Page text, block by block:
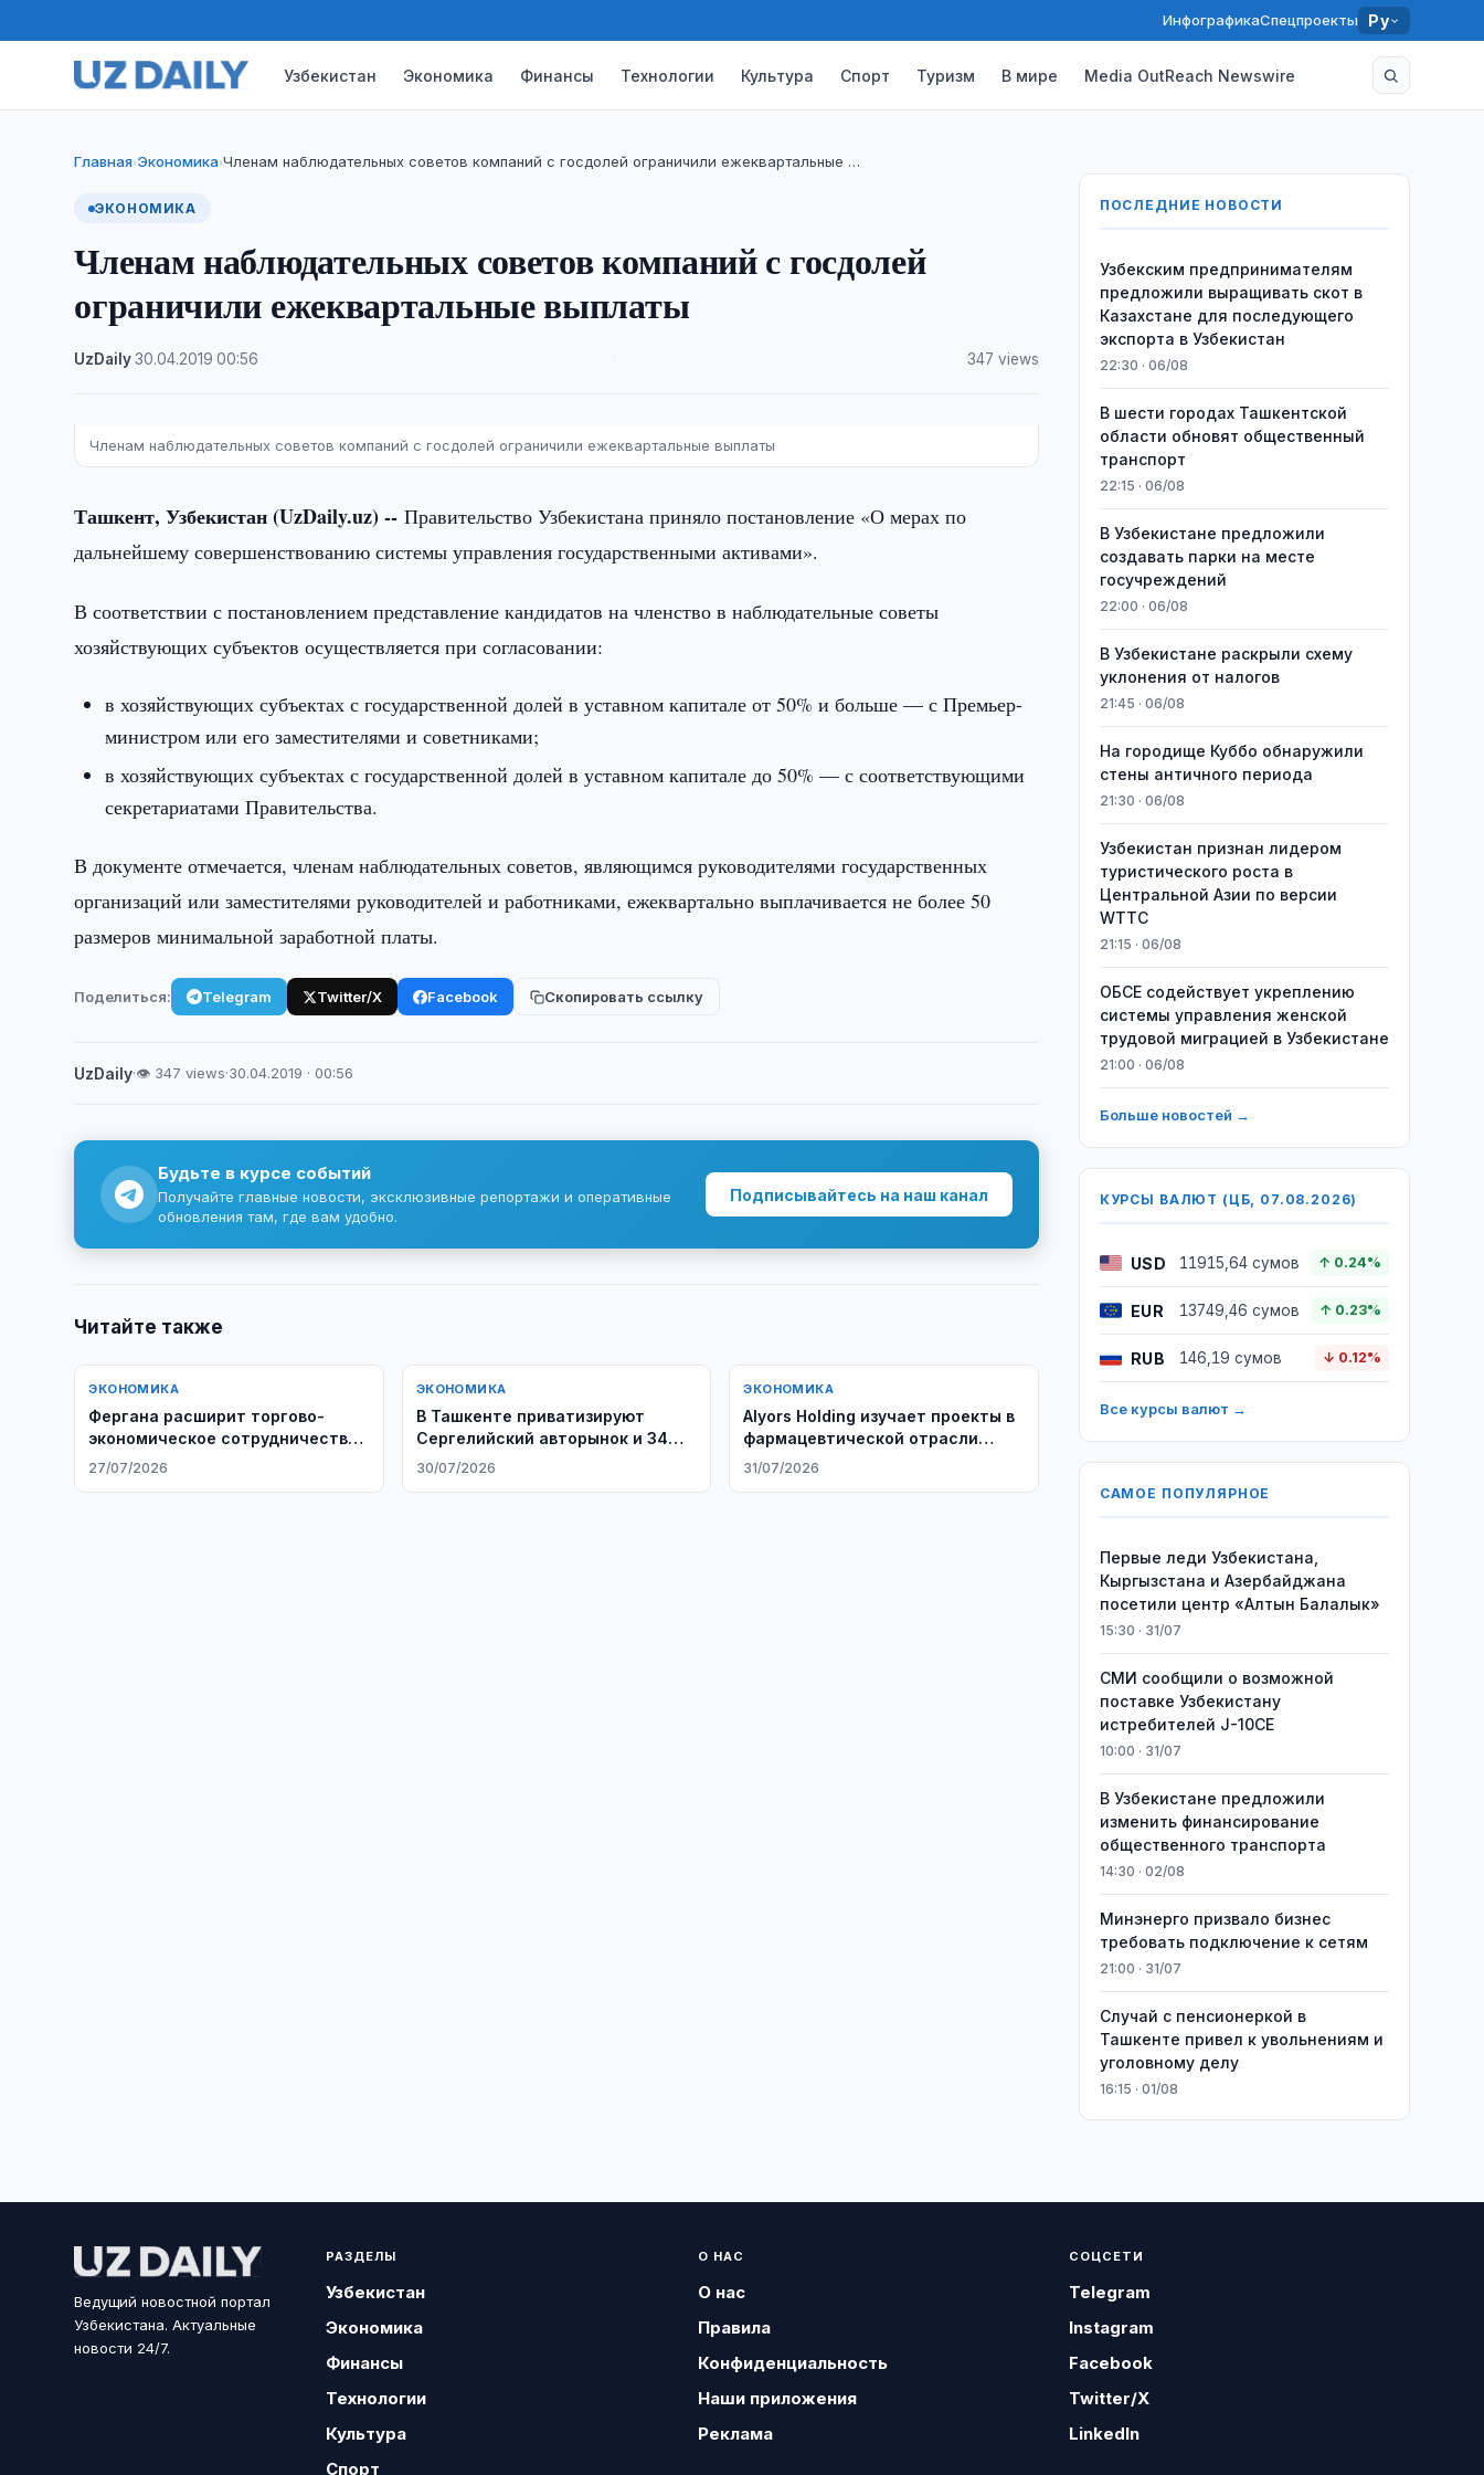
ИнфографикаСпецпроекты Ру
Узбекистан Экономика Финансы Технологии Культура Спорт Туризм В мире Media OutReach Newswire
Главная›Экономика›Членам наблюдательных советов компаний с госдолей ограничили ежеквартальные …
ЭКОНОМИКА
Членам наблюдательных советов компаний с госдолей
ограничили ежеквартальные выплаты
UzDaily·30.04.2019 ·00:56 347 views
Членам наблюдательных советов компаний с госдолей ограничили ежеквартальные выплаты
Ташкент, Узбекистан (UzDaily.uz) --Правительство Узбекистана приняло постановление «О мерах по
дальнейшему совершенствованию системы управления государственными активами».
В соответствии с постановлением представление кандидатов на членство в наблюдательные советы
хозяйствующих субъектов осуществляется при согласовании:
в хозяйствующих субъектах с государственной долей в уставном капитале от 50% и больше — с Премьер-
министром или его заместителями и советниками;
в хозяйствующих субъектах с государственной долей в уставном капитале до 50% — с соответствующими
секретариатами Правительства.
В документе отмечается, членам наблюдательных советов, являющимся руководителями государственных
организаций или заместителями руководителей и работниками, ежеквартально выплачивается не более 50
размеров минимальной заработной платы.
Поделиться: Telegram Twitter/X Facebook Скопировать ссылку
UzDaily·👁 347 views·30.04.2019 · 00:56
Будьте в курсе событий
Получайте главные новости, эксклюзивные репортажи и оперативные
обновления там, где вам удобно.
Подписывайтесь на наш канал
Читайте также
ЭКОНОМИКА
Фергана расширит торгово-
экономическое сотрудничество
с Афганистаном
27/07/2026
ЭКОНОМИКА
В Ташкенте приватизируют
Сергелийский авторынок и 34
объекта
30/07/2026
ЭКОНОМИКА
Alyors Holding изучает проекты в
фармацевтической отрасли
Узбекистана
31/07/2026
ПОСЛЕДНИЕ НОВОСТИ
Узбекским предпринимателям
предложили выращивать скот в
Казахстане для последующего
экспорта в Узбекистан
22:30 · 06/08
В шести городах Ташкентской
области обновят общественный
транспорт
22:15 · 06/08
В Узбекистане предложили
создавать парки на месте
госучреждений
22:00 · 06/08
В Узбекистане раскрыли схему
уклонения от налогов
21:45 · 06/08
На городище Куббо обнаружили
стены античного периода
21:30 · 06/08
Узбекистан признан лидером
туристического роста в
Центральной Азии по версии
WTTC
21:15 · 06/08
ОБСЕ содействует укреплению
системы управления женской
трудовой миграцией в Узбекистане
21:00 · 06/08
Больше новостей →
КУРСЫ ВАЛЮТ (ЦБ, 07.08.2026)
USD 11915,64 сумов ↑ 0.24%
EUR 13749,46 сумов ↑ 0.23%
RUB 146,19 сумов ↓ 0.12%
Все курсы валют →
САМОЕ ПОПУЛЯРНОЕ
Первые леди Узбекистана,
Кыргызстана и Азербайджана
посетили центр «Алтын Балалык»
15:30 · 31/07
СМИ сообщили о возможной
поставке Узбекистану
истребителей J-10CE
10:00 · 31/07
В Узбекистане предложили
изменить финансирование
общественного транспорта
14:30 · 02/08
Минэнерго призвало бизнес
требовать подключение к сетям
21:00 · 31/07
Случай с пенсионеркой в
Ташкенте привел к увольнениям и
уголовному делу
16:15 · 01/08
Ведущий новостной портал
Узбекистана. Актуальные
новости 24/7.
РАЗДЕЛЫ
Узбекистан
Экономика
Финансы
Технологии
Культура
Спорт
О НАС
О нас
Правила
Конфиденциальность
Наши приложения
Реклама
СОЦСЕТИ
Telegram
Instagram
Facebook
Twitter/X
LinkedIn